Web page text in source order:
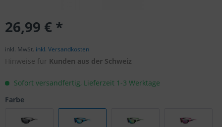
26,99 € *
inkl. MwSt. inkl. Versandkosten
Hinweise für Kunden aus der Schweiz
Sofort versandfertig, Lieferzeit 1-3 Werktage
Farbe